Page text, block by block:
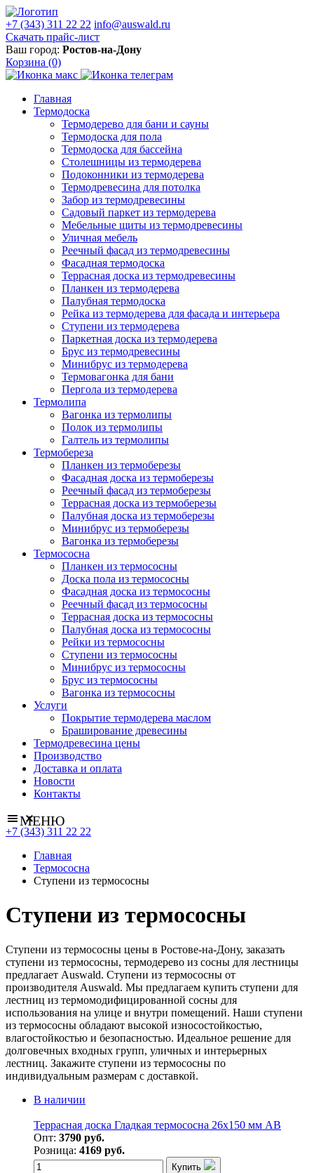
+7 (343) 311 22 22 info@auswald.ru
Скачать прайс-лист
Ваш город: Ростов-на-Дону
Корзина (0)
Главная
Термодоска
Термодерево для бани и сауны
Термодоска для пола
Термодоска для бассейна
Столешницы из термодерева
Подоконники из термодерева
Термодревесина для потолка
Забор из термодревесины
Садовый паркет из термодерева
Мебельные щиты из термодревесины
Уличная мебель
Реечный фасад из термодревесины
Фасадная термодоска
Террасная доска из термодревесины
Планкен из термодерева
Палубная термодоска
Рейка из термодерева для фасада и интерьера
Ступени из термодерева
Паркетная доска из термодерева
Брус из термодревесины
Минибрус из термодерева
Термовагонка для бани
Пергола из термодерева
Термолипа
Вагонка из термолипы
Полок из термолипы
Галтель из термолипы
Термобереза
Планкен из термоберезы
Фасадная доска из термоберезы
Реечный фасад из термоберезы
Террасная доска из термоберезы
Палубная доска из термоберезы
Минибрус из термоберезы
Вагонка из термоберезы
Термососна
Планкен из термососны
Доска пола из термососны
Фасадная доска из термососны
Реечный фасад из термососны
Террасная доска из термососны
Палубная доска из термососны
Рейки из термососны
Ступени из термососны
Минибрус из термососны
Брус из термососны
Вагонка из термососны
Услуги
Покрытие термодерева маслом
Браширование древесины
Термодревесина цены
Производство
Доставка и оплата
Новости
Контакты
МЕНЮ
+7 (343) 311 22 22
Главная
Термососна
Ступени из термососны
Ступени из термососны
Ступени из термососны цены в Ростове-на-Дону, заказать
ступени из термососны, термодерево из сосны для лестницы
предлагает Auswald. Ступени из термососны от
производителя Auswald. Мы предлагаем купить ступени для
лестниц из термомодифицированной сосны для
использования на улице и внутри помещений. Наши ступени
из термососны обладают высокой износостойкостью,
влагостойкостью и безопасностью. Идеальное решение для
долговечных входных групп, уличных и интерьерных
лестниц. Закажите ступени из термососны по
индивидуальным размерам с доставкой.
В наличии
Террасная доска Гладкая термососна 26х150 мм АВ
Опт: 3790 руб.
Розница: 4169 руб.
Купить